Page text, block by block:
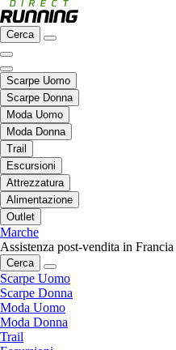
Cerca
Scarpe Uomo
Scarpe Donna
Moda Uomo
Moda Donna
Trail
Escursioni
Attrezzatura
Alimentazione
Outlet
Marche
Assistenza post-vendita in Francia
Cerca
Scarpe Uomo
Scarpe Donna
Moda Uomo
Moda Donna
Trail